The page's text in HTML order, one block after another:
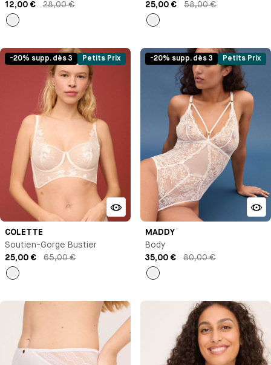
12,00 €
28,00 €
25,00 €
58,00 €
-20% supp. dès 3 Petits Prix
COLETTE
Soutien-Gorge Bustier
25,00 €
65,00 €
-20% supp. dès 3 Petits Prix
MADDY
Body
35,00 €
80,00 €